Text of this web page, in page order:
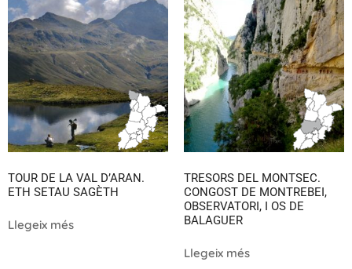
TOUR DE LA VAL D’ARAN.
ETH SETAU SAGÈTH
Llegeix més
TRESORS DEL MONTSEC.
CONGOST DE MONTREBEI,
OBSERVATORI, I OS DE
BALAGUER
Llegeix més